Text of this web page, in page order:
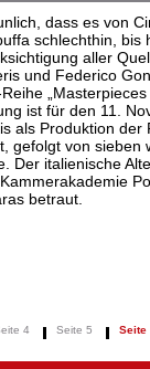
dass es von
schlechthin, bis
aller
und Federico
ist für den 11.
als Produktion der
gefolgt von sieben
Der italienische
betraut.
4 Seite 5 Seite